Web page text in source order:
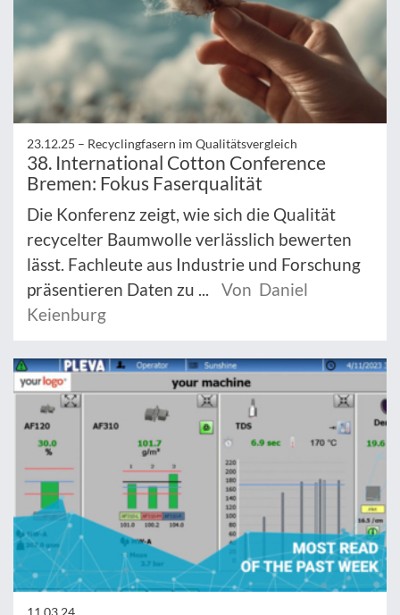
23.12.25 – Recyclingfasern im Qualitätsvergleich
38. International Cotton Conference
Bremen: Fokus Faserqualität
Die Konferenz zeigt, wie sich die Qualität
recycelter Baumwolle verlässlich bewerten
lässt. Fachleute aus Industrie und Forschung
präsentieren Daten zu ...
Von Daniel
Keienburg